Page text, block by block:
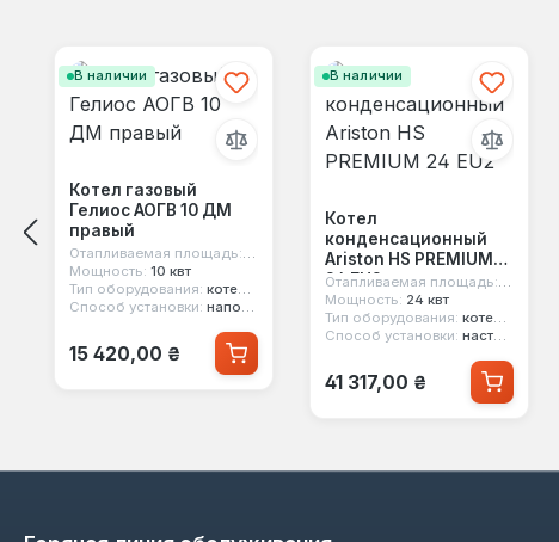
В наличии
Котел газовый
Гелиос АОГВ 10 ДМ
правый
Отапливаемая площадь:100 м²
Мощность: 10 квт
Тип оборудования: котел газовый
Способ установки: напольный
Обычная цена:
15 420,00 ₴
В наличии
Котел
конденсационный
Ariston HS PREMIUM
24 EU2
Отапливаемая площадь:240 м²
Мощность: 24 квт
Тип оборудования: котел конденсационный
Способ установки: настенный
Обычная цена:
41 317,00 ₴